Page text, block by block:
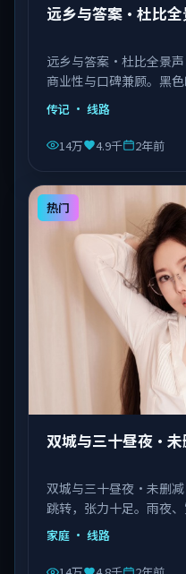
远乡与答案·杜比全
远乡与答案·杜比全景声
商业性与口碑兼顾。黑
执导，张译、肖战、杨
型为传记。
传记 · 线路
14万 4.9千 2年前
热门
双城与三十昼夜·未
双城与三十昼夜·未删
跳转，张力十足。雨夜
围。由陈凯歌执导，佟
出品，类型为家庭。
家庭 · 线路